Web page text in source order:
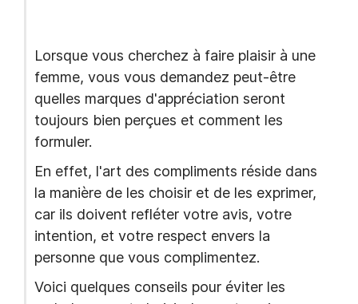
Lorsque vous cherchez à faire plaisir à une
femme, vous vous demandez peut-être
quelles marques d'appréciation seront
toujours bien perçues et comment les
formuler.
En effet, l'art des compliments réside dans
la manière de les choisir et de les exprimer,
car ils doivent refléter votre avis, votre
intention, et votre respect envers la
personne que vous complimentez.
Voici quelques conseils pour éviter les